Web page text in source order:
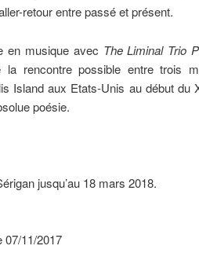
retour entre passé et présent.
en musique avec The Liminal Trio
la rencontre possible entre trois
Island aux Etats-Unis au début du
poésie.
jusqu’au 18 mars 2018.
07/11/2017